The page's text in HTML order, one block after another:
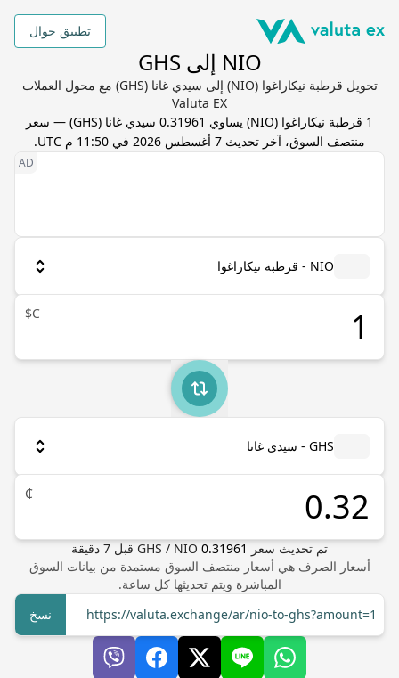
تطبيق جوال
NIO إلى GHS
تحويل قرطبة نيكاراغوا (NIO) إلى سيدي غانا (GHS) مع محول العملات
Valuta EX
1 قرطبة نيكاراغوا (
NIO) يساوي 0.31961 سيدي غانا (
GHS) — سعر
منتصف السوق، آخر تحديث 7 أغسطس 2026 في 11:50 م UTC .
NIO - قرطبة نيكاراغوا
C$
GHS - سيدي غانا
₵
تم تحديث سعر GHS / NIO 0.31961 قبل 7 دقيقة
أسعار الصرف هي أسعار منتصف السوق مستمدة من بيانات السوق
المباشرة ويتم تحديثها كل ساعة.
https://valuta.exchange/ar/nio-to-ghs?amount=1
نسخ